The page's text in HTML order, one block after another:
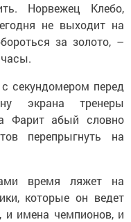
Норвежец Клебо,
не выходит на
за золото, –
секундомером перед
экрана тренеры
Фарит абый словно
перепрыгнуть на
время ляжет на
которые он ведет
и имена чемпионов, и